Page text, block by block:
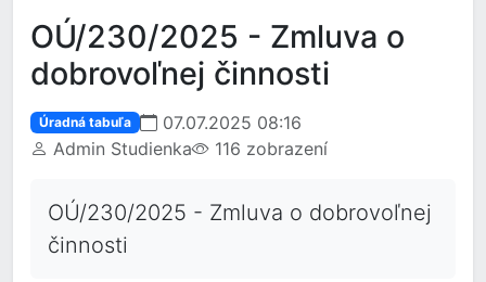
OÚ/230/2025 - Zmluva o
dobrovoľnej činnosti
Úradná tabuľa
07.07.2025 08:16
Admin Studienka
116 zobrazení
OÚ/230/2025 - Zmluva o dobrovoľnej
činnosti